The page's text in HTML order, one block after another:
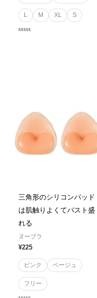
L M XL S
三角形のシリコンパッド
は肌触りよくてバスト盛
れる
ヌーブラ
¥225
ピンク ベージュ
フリー